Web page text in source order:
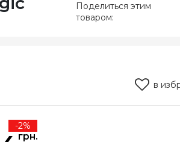
Поделиться этим
товаром:
в
-2%
грн.